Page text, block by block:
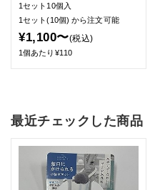
1セット10個入
1セット(10個)から注文可能
¥1,100〜(税込)
1個あたり¥110
最近チェックした商品